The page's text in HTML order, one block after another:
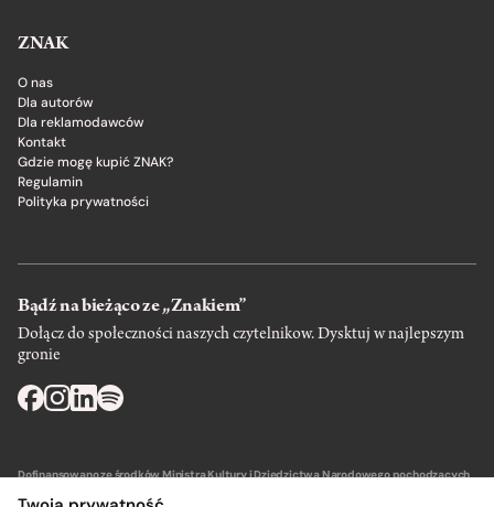
ZNAK
O nas
Dla autorów
Dla reklamodawców
Kontakt
Gdzie mogę kupić ZNAK?
Regulamin
Polityka prywatności
Bądź na bieżąco ze „Znakiem”
Dołącz do społeczności naszych czytelnikow. Dysktuj w najlepszym
gronie
Dofinansowano ze środków Ministra Kultury i Dziedzictwa Narodowego pochodzących